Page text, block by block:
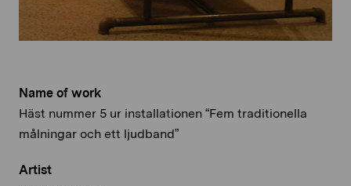
Name of work
Häst nummer 5 ur installationen “Fem traditionella
målningar och ett ljudband”
Artist